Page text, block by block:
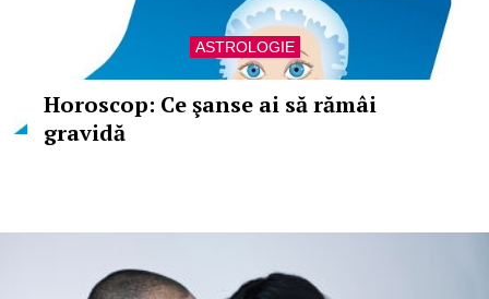
ASTROLOGIE
Horoscop: Ce şanse ai să rămâi
gravidă